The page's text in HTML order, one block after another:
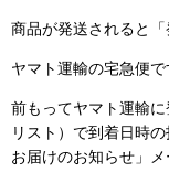
商品が発送されると「
ヤマト運輸の宅急便で
前もってヤマト運輸
リスト）で到着日時
お届けのお知らせ」